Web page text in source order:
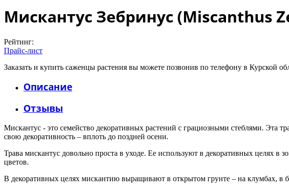
Мискантус Зебринус (Miscanthus
Рейтинг:
Прайс-лист
Заказать и купить саженцы растения вы можете позвонив по телефону в Курской
Описание
Отзывы
Мискантус - это семейство декоративных растений с грациозными стеблями. Эта
свою декоративность – вплоть до поздней осени.
Трава мискантус довольно проста в уходе. Ее используют в декоративных целях в
цветов.
В декоративных целях мискантию выращивают в открытом грунте – на клумбах, в